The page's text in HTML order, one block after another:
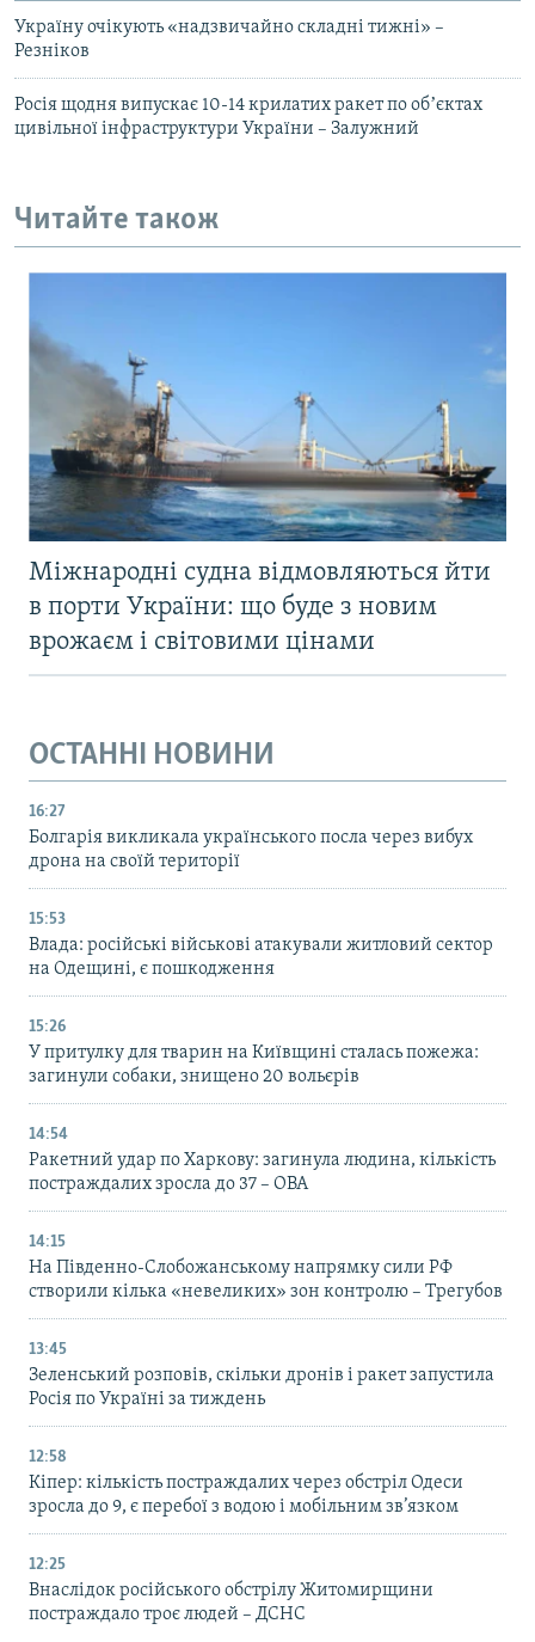
Україну очікують «надзвичайно складні тижні» –
Резніков
Росія щодня випускає 10-14 крилатих ракет по обʼєктах
цивільної інфраструктури України – Залужний
Читайте також
Міжнародні судна відмовляються йти
в порти України: що буде з новим
врожаєм і світовими цінами
ОСТАННІ НОВИНИ
16:27
Болгарія викликала українського посла через вибух
дрона на своїй території
15:53
Влада: російські військові атакували житловий сектор
на Одещині, є пошкодження
15:26
У притулку для тварин на Київщині сталась пожежа:
загинули собаки, знищено 20 вольєрів
14:54
Ракетний удар по Харкову: загинула людина, кількість
постраждалих зросла до 37 – ОВА
14:15
На Південно-Слобожанському напрямку сили РФ
створили кілька «невеликих» зон контролю – Трегубов
13:45
Зеленський розповів, скільки дронів і ракет запустила
Росія по Україні за тиждень
12:58
Кіпер: кількість постраждалих через обстріл Одеси
зросла до 9, є перебої з водою і мобільним зв’язком
12:25
Внаслідок російського обстрілу Житомирщини
постраждало троє людей – ДСНС